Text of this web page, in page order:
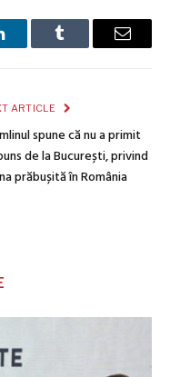
Tumblr Email
ARTICLE
spune că nu a primit
de la București, privind
prăbușită în România